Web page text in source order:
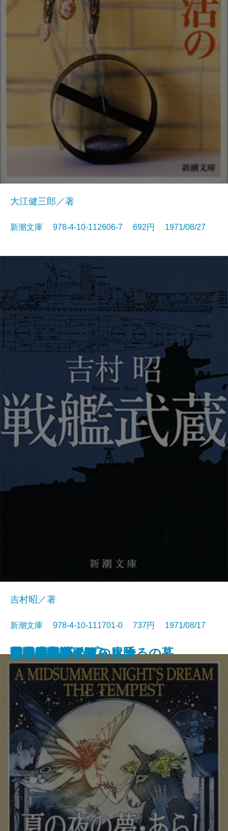
アメリカひじき・火垂るの墓
国盗り物語〔三〕
国盗り物語〔四〕
悪霊〔下〕
悪霊〔上〕
国盗り物語〔一〕
国盗り物語〔二〕
黒い画集
日常生活の冒険
大江健三郎／著
新潮文庫 978-4-10-112606-7 692円 1971/08/27
戦艦武蔵
吉村昭／著
新潮文庫 978-4-10-111701-0 737円 1971/08/17
夏の夜の夢・あらし
青の時代
日本三文オペラ
青春の蹉跌
ボッコちゃん
点と線
城
眼の壁
船乗りクプクプの冒険
荒野のおおかみ